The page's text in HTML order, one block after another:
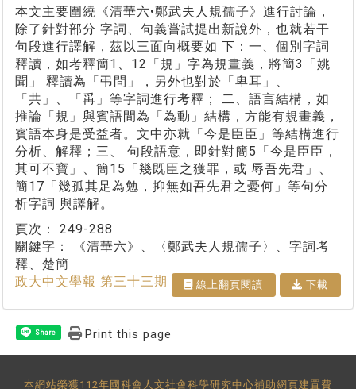
本文主要圍繞《清華六•鄭武夫人規孺子》進行討論，
除了針對部分 字詞、句義嘗試提出新說外，也就若干
句段進行譯解，茲以三面向概要如 下：一、個別字詞
釋讀，如考釋簡1、12「規」字為規畫義，將簡3「姚
聞」 釋讀為「弔問」，另外也對於「卑耳」、
「共」、「爯」等字詞進行考釋； 二、語言結構，如
推論「規」與賓語間為「為動」結構，方能有規畫義，
賓語本身是受益者。文中亦就「今是臣臣」等結構進行
分析、解釋；三、 句段語意，即針對簡5「今是臣臣，
其可不寶」、簡15「幾既臣之獲罪，或 辱吾先君」、
簡17「幾孤其足為勉，抑無如吾先君之憂何」等句分
析字詞 與譯解。
頁次： 249-288
關鍵字：
《清華六》、〈鄭武夫人規孺子〉、字詞考
釋、楚簡
政大中文學報 第三十三期
線上翻⾴閱讀 下載
Share Print this page
本網站榮獲112年國科會人文社會科學研究中心補助網頁建置費